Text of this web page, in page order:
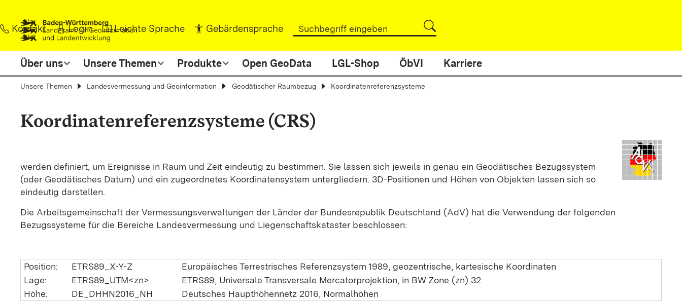
Kontakt Login Leichte Sprache Gebärdensprache
Über uns Unsere Themen Produkte Open GeoData LGL-Shop ÖbVI Karriere
Unsere Themen Landesvermessung und Geoinformation Geodätischer Raumbezug Koordinatenreferenzsysteme
Koordinatenreferenzsysteme (CRS)
werden definiert, um Ereignisse in Raum und Zeit eindeutig zu bestimmen. Sie lassen sich jeweils in genau ein Geodätisches Bezugssystem
(oder Geodätisches Datum) und ein zugeordnetes Koordinatensystem untergliedern. 3D-Positionen und Höhen von Objekten lassen sich so
eindeutig darstellen.
Die Arbeitsgemeinschaft der Vermessungsverwaltungen der Länder der Bundesrepublik Deutschland (AdV) hat die Verwendung der folgenden
Bezugssysteme für die Bereiche Landesvermessung und Liegenschaftskataster beschlossen:
Position: ETRS89_X-Y-Z
Europäisches Terrestrisches Referenzsystem 1989, geozentrische, kartesische Koordinaten
Lage:
ETRS89_UTM<zn>
ETRS89, Universale Transversale Mercatorprojektion, in BW Zone (zn) 32
Höhe:
DE_DHHN2016_NH Deutsches Haupthöhennetz 2016, Normalhöhen